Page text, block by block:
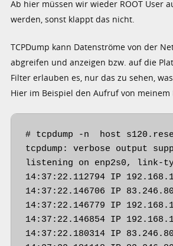
Ab hier müssen wir wieder ROOT User
werden, sonst klappt das nicht.
TCPDump kann Datenströme von der
abgreifen und anzeigen bzw. auf die
Filter erlauben es, nur das zu sehen,
Hier im Beispiel den Aufruf von meinem
# tcpdump -n  host
tcpdump: verbose output
listening on enp2s0, link-
14:37:22.112794 IP
14:37:22.146706 IP
14:37:22.146779 IP
14:37:22.146854 IP
14:37:22.180314 IP